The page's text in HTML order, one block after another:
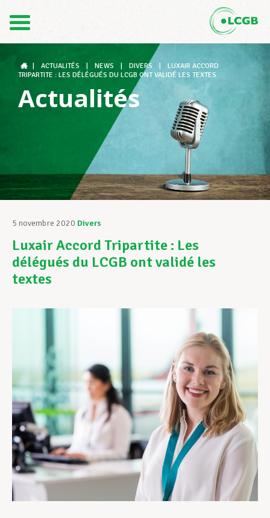
DE
Le LCGB
Structures syndicales
Assistance au Travail
Vos droits
Développement professionnel
Devenir Membre
Actualités
ACTUALITÉS NEWS DIVERS
LUXAIR ACCORD
TRIPARTITE : LES DÉLÉGUÉS DU LCGB ONT VALIDÉ LES TEXTES
Actualités
5 novembre 2020 Divers
Luxair Accord Tripartite : Les
délégués du LCGB ont validé les
textes